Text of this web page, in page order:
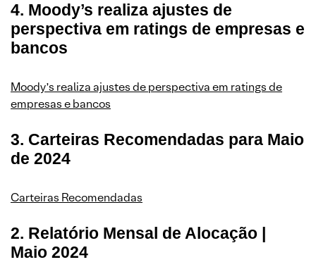
4. Moody’s realiza ajustes de
perspectiva em ratings de empresas e
bancos
Moody’s realiza ajustes de perspectiva em ratings de
empresas e bancos
3. Carteiras Recomendadas para Maio
de 2024
Carteiras Recomendadas
2. Relatório Mensal de Alocação |
Maio 2024